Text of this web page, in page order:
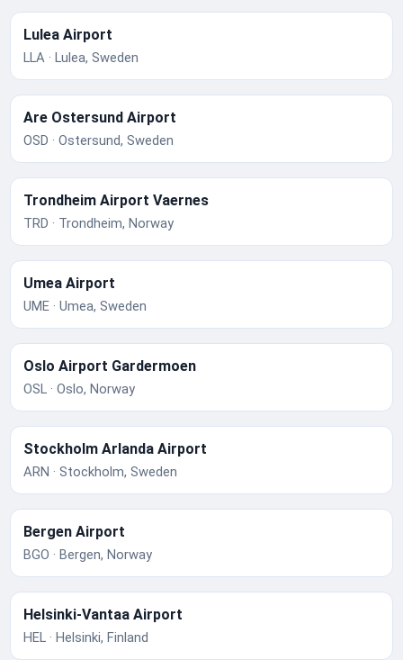
Lulea Airport
LLA · Lulea, Sweden
Are Ostersund Airport
OSD · Ostersund, Sweden
Trondheim Airport Vaernes
TRD · Trondheim, Norway
Umea Airport
UME · Umea, Sweden
Oslo Airport Gardermoen
OSL · Oslo, Norway
Stockholm Arlanda Airport
ARN · Stockholm, Sweden
Bergen Airport
BGO · Bergen, Norway
Helsinki-Vantaa Airport
HEL · Helsinki, Finland